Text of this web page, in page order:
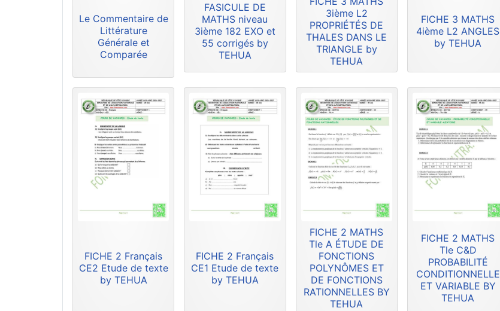
Le Commentaire de
Littérature
Générale et
Comparée
FASICULE DE
MATHS niveau
3ième 182 EXO et
55 corrigés by
TEHUA
3ième L2
PROPRIÉTÉS DE
THALES DANS LE
TRIANGLE by
TEHUA
FICHE 3 MATHS
4ième L2 ANGLES
by TEHUA
FICHE 2 Français
CE2 Etude de texte
by TEHUA
FICHE 2 Français
CE1 Etude de texte
by TEHUA
FICHE 2 MATHS
Tle A ÉTUDE DE
FONCTIONS
POLYNÔMES ET
DE FONCTIONS
RATIONNELLES BY
TEHUA
FICHE 2 MATHS
Tle C&D
PROBABILITÉ
CONDITIONNELLE
ET VARIABLE BY
TEHUA